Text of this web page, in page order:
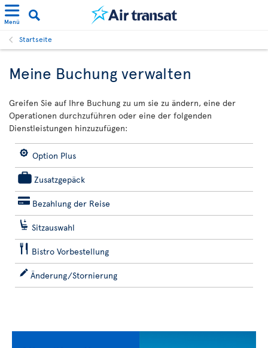
Menü
Startseite
Meine Buchung verwalten
Greifen Sie auf Ihre Buchung zu um sie zu ändern, eine der
Operationen durchzuführen oder eine der folgenden
Dienstleistungen hinzuzufügen:
Option Plus
Zusatzgepäck
Bezahlung der Reise
Sitzauswahl
Bistro Vorbestellung
Änderung/Stornierung